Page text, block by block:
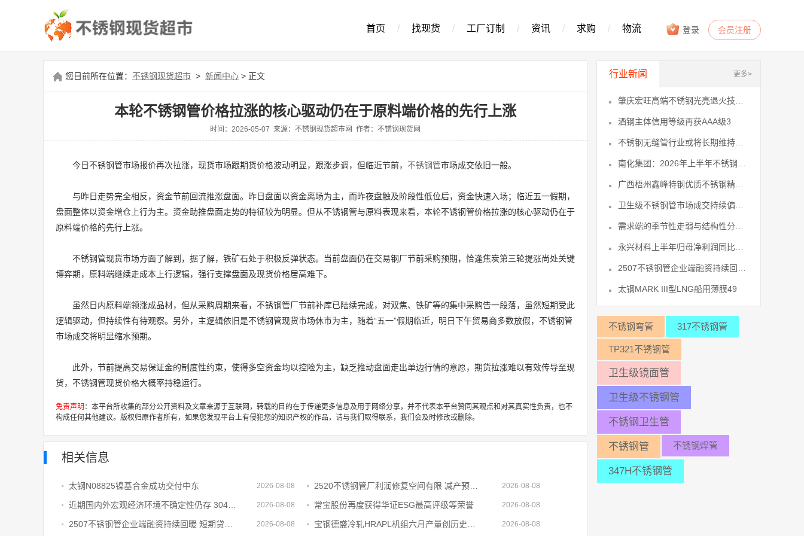
登录 会员注册
首页 / 找现货 / 工厂订制 / 资讯 / 求购 / 物流
您目前所在位置： 不锈钢现货超市 > 新闻中心 > 正文
本轮不锈钢管价格拉涨的核心驱动仍在于原料端价格的先行上涨
时间：2026-05-07 来源：不锈钢现货超市网 作者：不锈钢现货网
今日不锈钢管市场报价再次拉涨，现货市场跟期货价格波动明显，跟涨步调，但临近节前， 不锈钢管市场成交依旧一般。
与昨日走势完全相反，资金节前回流推涨盘面。昨日盘面以资金离场为主，而昨夜盘触及阶段性低位后，资金快速入场；临近五一假期，
盘面整体以资金增仓上行为主。资金助推盘面走势的特征较为明显。但从不锈钢管与原料表现来看，本轮不锈钢管价格拉涨的核心驱动仍在于
原料端价格的先行上涨。
不锈钢管现货市场方面了解到，据了解，铁矿石处于积极反弹状态。当前盘面仍在交易钢厂节前采购预期，恰逢焦炭第三轮提涨尚处关键
博弈期，原料端继续走成本上行逻辑，强行支撑盘面及现货价格居高难下。
虽然日内原料端领涨成品材，但从采购周期来看，不锈钢管厂节前补库已陆续完成，对双焦、铁矿等的集中采购告一段落，虽然短期受此
逻辑驱动，但持续性有待观察。另外，主逻辑依旧是不锈钢管现货市场休市为主，随着“五一”假期临近，明日下午贸易商多数放假，不锈钢管
市场成交将明显缩水预期。
此外，节前提高交易保证金的制度性约束，使得多空资金均以控险为主，缺乏推动盘面走出单边行情的意愿，期货拉涨难以有效传导至现
货，不锈钢管现货价格大概率持稳运行。
免责声明 ：本平台所收集的部分公开资料及文章来源于互联网，转载的目的在于传递更多信息及用于网络分享，并不代表本平台赞同其观点和对其真实性负责，也不
构成任何其他建议。版权归原作者所有，如果您发现平台上有侵犯您的知识产权的作品，请与我们取得联系，我们会及时修改或删除。
相关信息
太钢N08825镍基合金成功交付中东 2026-08-08 2026-08-08
2026-08-08 常宝股份再度获得华证ESG最高评级等荣誉 2026-08-08
2026-08-08 2026-08-08
行业新闻 更多>
酒钢主体信用等级再获AAA级3
太钢MARK III型LNG船用薄膜49
不锈钢弯管 317不锈钢管
TP321不锈钢管
卫生级镜面管
卫生级不锈钢管
不锈钢卫生管
不锈钢管 不锈钢焊管
347H不锈钢管